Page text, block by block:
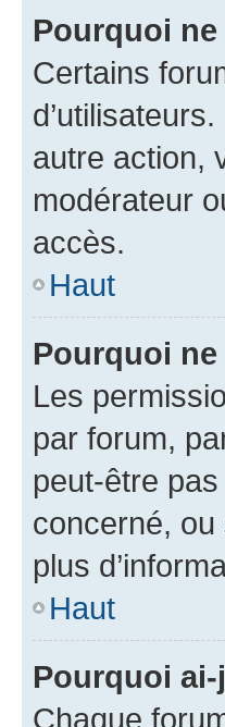
Pourquoi
Certains
autre action,
modérateur
accès.
Haut
Pourquoi
Les
par forum,
peut-être
concerné,
plus
Haut
Pourquoi
Chaque